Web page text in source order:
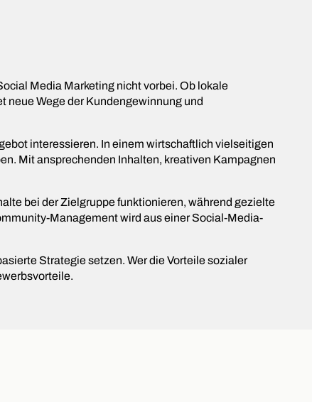
Media Marketing nicht vorbei. Ob lokale
neue Wege der Kundengewinnung und
interessieren. In einem wirtschaftlich vielseitigen
Mit ansprechenden Inhalten, kreativen Kampagnen
bei der Zielgruppe funktionieren, während gezielte
Management wird aus einer Social-Media-
Strategie setzen. Wer die Vorteile sozialer